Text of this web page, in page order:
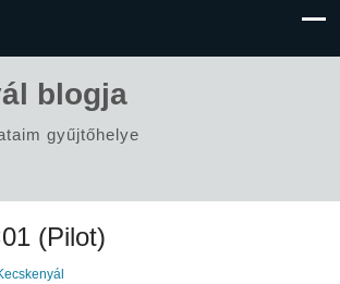
blogja
gyűjtőhelye
(Pilot)